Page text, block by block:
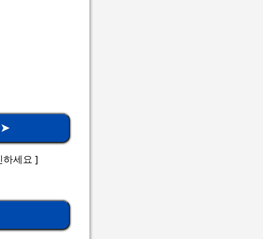
➤
하세요 ]